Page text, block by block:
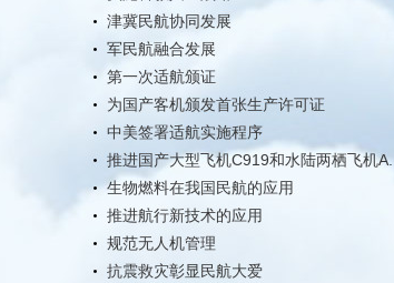
津冀民航协同发展
军民航融合发展
第一次适航颁证
为国产客机颁发首张生产许可证
中美签署适航实施程序
推进国产大型飞机C919和水陆两栖飞机A...
生物燃料在我国民航的应用
推进航行新技术的应用
规范无人机管理
抗震救灾彰显民航大爱